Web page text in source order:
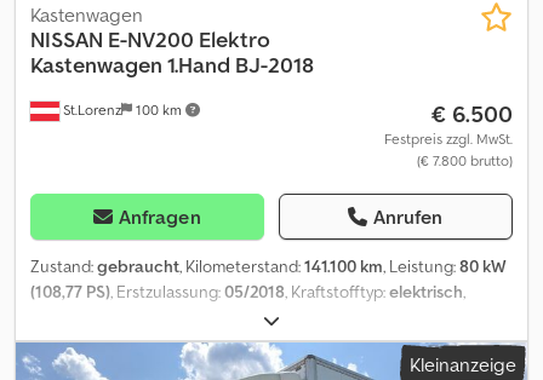
St.Lorenz 100 km
Kastenwagen
NISSAN E-NV200 Elektro
Kastenwagen 1.Hand BJ-2018
€ 6.500
Festpreis zzgl. MwSt.
(€ 7.800 brutto)
Anfragen Anrufen
Zustand:gebraucht, Kilometerstand:141.100 km, Leistung:80 kW
(108,77 PS), Erstzulassung:05/2018, Kraftstofftyp:elektrisch,
, Farbe:Weiß
Anzahl der Sitzplätze:2, Gesamtlänge:4.560 mm, Gesamtbreite:
1.755 mm , Gesamthöhe:1.850 mm, Ausstattung:
ABS,Kleinanzeige